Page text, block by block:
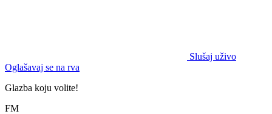
Slušaj uživo
Oglašavaj se na rva
Glazba koju volite!
FM